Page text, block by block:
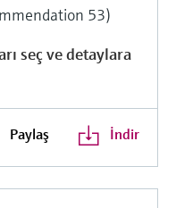
53)
seç ve detaylara
Paylaş İndir